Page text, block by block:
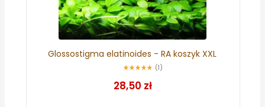
Glossostigma elatinoides - RA koszyk XXL
(1)
28,50 zł